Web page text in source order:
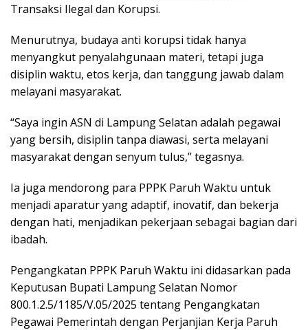
Transaksi Ilegal dan Korupsi.
Menurutnya, budaya anti korupsi tidak hanya
menyangkut penyalahgunaan materi, tetapi juga
disiplin waktu, etos kerja, dan tanggung jawab dalam
melayani masyarakat.
“Saya ingin ASN di Lampung Selatan adalah pegawai
yang bersih, disiplin tanpa diawasi, serta melayani
masyarakat dengan senyum tulus,” tegasnya.
Ia juga mendorong para PPPK Paruh Waktu untuk
menjadi aparatur yang adaptif, inovatif, dan bekerja
dengan hati, menjadikan pekerjaan sebagai bagian dari
ibadah.
Pengangkatan PPPK Paruh Waktu ini didasarkan pada
Keputusan Bupati Lampung Selatan Nomor
800.1.2.5/1185/V.05/2025 tentang Pengangkatan
Pegawai Pemerintah dengan Perjanjian Kerja Paruh